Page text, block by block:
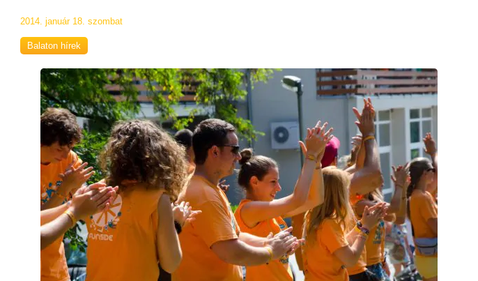
2014. január 18. szombat
Balaton hírek